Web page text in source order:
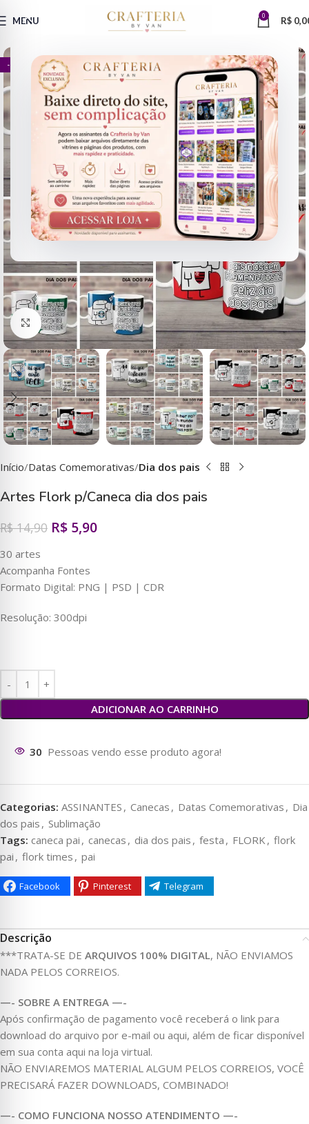
MENU 0 R$
- 60%
Clique para ampliar
Início Datas Comemorativas Dia dos pais
Artes Flork p/Caneca dia dos pais
R$14,90 R$ 5,90
30 artes
Acompanha Fontes
Formato Digital: PNG | PSD | CDR
Resolução: 300dpi
ADICIONAR AO CARRINHO
32 Pessoas vendo esse produto agora!
Categorias: ASSINANTES , Canecas , Datas Comemorativas , Dia
dos pais , Sublimação
Tags: caneca pai , canecas , dia dos pais , festa , FLORK, flork
pai , flork times , pai
Facebook Pinterest Telegram
Descrição
***TRATA-SE DE ARQUIVOS 100% DIGITAL, NÃO ENVIAMOS
NADA PELOS CORREIOS.
—- SOBRE A ENTREGA —-
Após confirmação de pagamento você receberá o link para
download do arquivo por e-mail ou aqui, além de ficar disponível
em sua conta aqui na loja virtual.
NÃO ENVIAREMOS MATERIAL ALGUM PELOS CORREIOS, VOCÊ
PRECISARÁ FAZER DOWNLOADS, COMBINADO!
—- COMO FUNCIONA NOSSO ATENDIMENTO —-